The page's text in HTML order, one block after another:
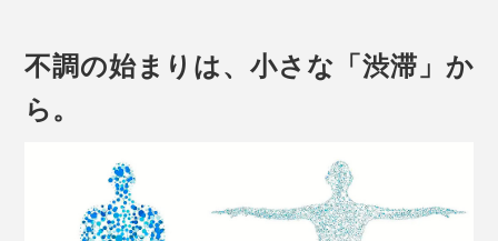
不調の始まりは、小さな「渋滞」か
ら。